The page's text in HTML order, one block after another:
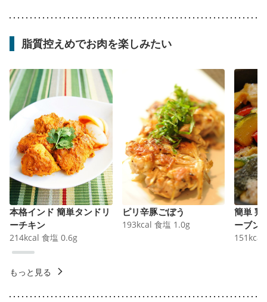
脂質控えめでお肉を楽しみたい
本格インド 簡単タンドリ
ーチキン
214kcal 食塩 0.6g
ピリ辛豚ごぼう
193kcal 食塩 1.0g
簡単 鶏
ーブン
151 kcal
もっと見る